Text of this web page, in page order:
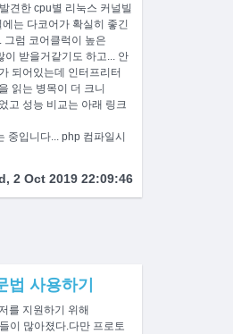
견한 cpu별 리눅스 커널빌
는 다코어가 확실히 좋긴
그럼 코어클럭이 높은
받을거같기도 하고... 안
되어있는데 인터프리터
읽는 병목이 더 크니
고 성능 비교는 아래 링크
입니다... php 컴파일시
2 Oct 2019 22:09:46
사용하기
를 지원하기 위해
이 많아졌다.다만 프로토